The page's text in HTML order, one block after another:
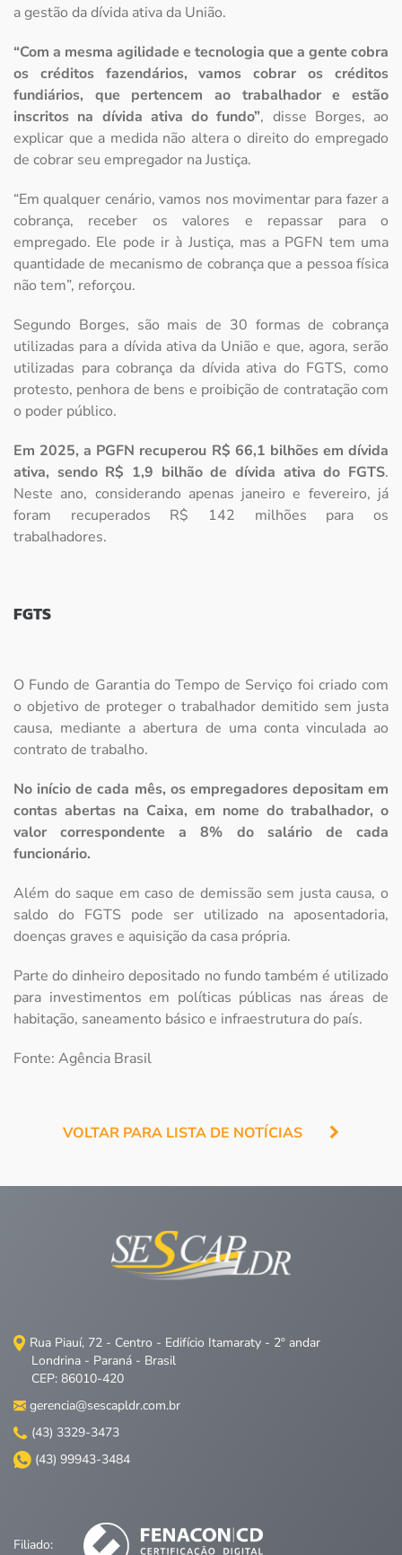
a gestão da dívida ativa da União.
“Com a mesma agilidade e tecnologia que a gente cobra
os créditos fazendários, vamos cobrar os créditos
fundiários, que pertencem ao trabalhador e estão
inscritos na dívida ativa do fundo”, disse Borges, ao
explicar que a medida não altera o direito do empregado
de cobrar seu empregador na Justiça.
“Em qualquer cenário, vamos nos movimentar para fazer a
cobrança, receber os valores e repassar para o
empregado. Ele pode ir à Justiça, mas a PGFN tem uma
quantidade de mecanismo de cobrança que a pessoa física
não tem”, reforçou.
Segundo Borges, são mais de 30 formas de cobrança
utilizadas para a dívida ativa da União e que, agora, serão
utilizadas para cobrança da dívida ativa do FGTS, como
protesto, penhora de bens e proibição de contratação com
o poder público.
Em 2025, a PGFN recuperou R$ 66,1 bilhões em dívida
ativa, sendo R$ 1,9 bilhão de dívida ativa do FGTS.
Neste ano, considerando apenas janeiro e fevereiro, já
foram recuperados R$ 142 milhões para os
trabalhadores.
FGTS
O Fundo de Garantia do Tempo de Serviço foi criado com
o objetivo de proteger o trabalhador demitido sem justa
causa, mediante a abertura de uma conta vinculada ao
contrato de trabalho.
No início de cada mês, os empregadores depositam em
contas abertas na Caixa, em nome do trabalhador, o
valor correspondente a 8% do salário de cada
funcionário.
Além do saque em caso de demissão sem justa causa, o
saldo do FGTS pode ser utilizado na aposentadoria,
doenças graves e aquisição da casa própria.
Parte do dinheiro depositado no fundo também é utilizado
para investimentos em políticas públicas nas áreas de
habitação, saneamento básico e infraestrutura do país.
Fonte: Agência Brasil
VOLTAR PARA LISTA DE NOTÍCIAS
Rua Piauí, 72 - Centro - Edifício Itamaraty - 2º andar
Londrina - Paraná - Brasil
CEP: 86010-420
gerencia@sescapldr.com.br
(43) 3329-3473
(43) 99943-3484
Filiado: